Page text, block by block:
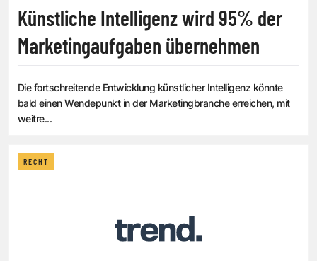
Künstliche Intelligenz wird 95% der
Marketingaufgaben übernehmen
Die fortschreitende Entwicklung künstlicher Intelligenz könnte
bald einen Wendepunkt in der Marketingbranche erreichen, mit
weitre...
RECHT